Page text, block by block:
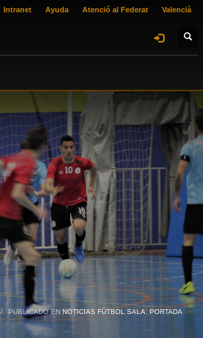
Intranet Ayuda Atenció al Federat Valencià
/ PUBLICADO ENNOTICIAS FÚTBOL SALA,PORTADA